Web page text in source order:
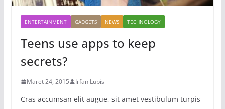
ENTERTAINMENT GADGETS NEWS TECHNOLOGY
Teens use apps to keep
secrets?
Maret 24, 2015 Irfan Lubis
Cras accumsan elit augue, sit amet vestibulum turpis